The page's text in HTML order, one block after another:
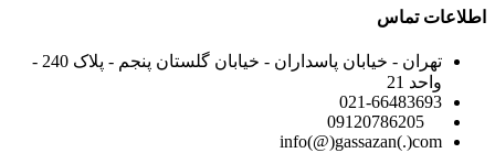
اطلاعات تماس
تهران - خیابان پاسداران - خیابان گلستان پنجم - پلاک 240 -
واحد 21
021-66483693
info(@)gassazan(.)com